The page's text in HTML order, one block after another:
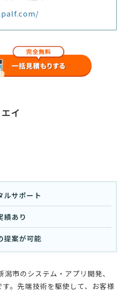
イ
ルサポート
績あり
提案が可能
市のシステム・アプリ開発、
。先端技術を駆使して、お客様